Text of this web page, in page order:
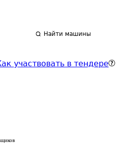
Найти машины
участвовать в тендере